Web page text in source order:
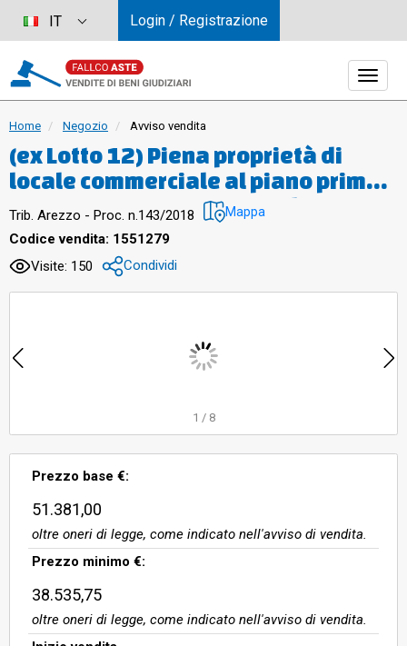
Home Negozio Avviso vendita
(ex Lotto 12) Piena proprietà di
locale commerciale al piano primo,
interno 44, facente parte di un
immobile destinato ad attività
commerciale/artigianale/servizi
denominato 'Parco Valdichiana',
attrezzate in attesa, spogliatoio,
magazzino e disimpegno, con
antibagno e servizio igienico.
Superficie commerciale: mq. 112,00
circa.
Trib. Arezzo - Proc. n.143/2018 Mappa
Codice vendita: 1551279
Visite: 150
Condividi
1 / 8
Prezzo base €:
51.381,00
oltre oneri di legge, come indicato nell'avviso di vendita.
Prezzo minimo €:
38.535,75
oltre oneri di legge, come indicato nell'avviso di vendita.
IT Login / Registrazione